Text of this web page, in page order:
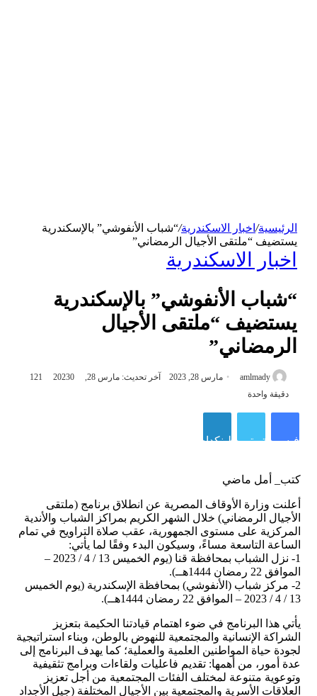
الرئيسية/ اخبار الاسكندرية/“شباب الأنفوشي” بالإسكندرية
يستضيف “ملتقى الأجيال الرمضاني”
اخبار الاسكندرية
“شباب الأنفوشي” بالإسكندرية
يستضيف “ملتقى الأجيال
الرمضاني”
amlmady مارس 28, 2023 آخر تحديث: مارس 28, 2023 0
دقيقة واحدة
فيسبوكتويتر لينكدإن
كتب_ أمل ماضي
أعلنت وزارة الأوقاف المصرية عن انطلاق برنامج (ملتقى
الأجيال الرمضاني) خلال الشهر الكريم بمراكز الشباب والأندية
المركزية على مستوى الجمهورية، عقب صلاة التراويح في تمام
الساعة التاسعة مساءً، وسيكون البدء وفقًا لما يأتي:
1- نزل الشباب بمحافظة قنا (يوم الخميس 13 / 4 / 2023 –
الموافق 22 رمضان 1444هــ).
2- مركز شباب (الأنفوشي) بمحافظة الإسكندرية (يوم الخميس
13 / 4 / 2023 – الموافق 22 رمضان 1444هــ).
يأتي هذا البرنامج في ضوء اهتمام قيادتنا الحكيمة بتعزيز
الشراكة الإنسانية والمجتمعية للنهوض بالوطن، وبناء استراتيجية
لجودة حياة المواطنين العلمية والعملية؛ كما يهدف البرنامج إلى
عدة أمور، من أهمها: تقديم فاعليات ولقاءات وبرامج تثقيفية
وتوعوية متنوعة لمختلف الفئات المجتمعية من أجل تعزيز
العلاقات الأسرية والمجتمعية بين الأجيال المختلفة (جيل الأجداد